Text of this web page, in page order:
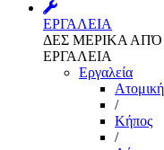
ΕΡΓΑΛΕΙΑ
ΔΕΣ ΜΕΡΙΚΑ
ΕΡΓΑΛΕΙΑ
Εργαλεία
/
Kήπος
/